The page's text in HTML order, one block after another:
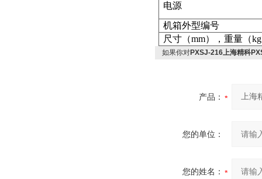
电源
机箱外型编号
尺寸 （mm） ，重量 （kg
如果你对PXSJ-216上海精科
产品：
您的单位：
您的姓名：